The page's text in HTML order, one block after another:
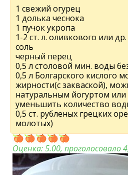
1 свежий огурец
1 долька чеснока
1 пучок укропа
1-2 ст. л. оливкового или
соль
черный перец
0,5 л столовой мин. воды
0,5 л Болгарского кислого
жирности(с закваской),
натуральным йогуртом
уменьшить количество
0,5 ст. рубленых грецких
молотых)
Оценка:5.00, проголосовало